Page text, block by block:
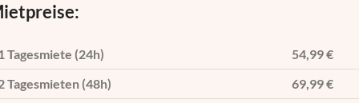
Tagesmiete (24h)
54,99 €
Tagesmieten (48h)
69,99 €